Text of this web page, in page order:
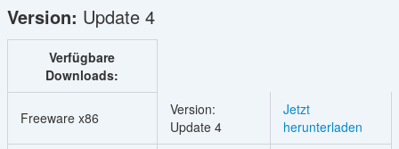
Version: Update 4
Verfügbare
Downloads:
Freeware x86
Version:
Update 4
Jetzt
herunterladen